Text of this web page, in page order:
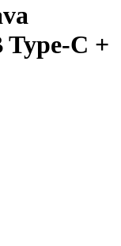
C +